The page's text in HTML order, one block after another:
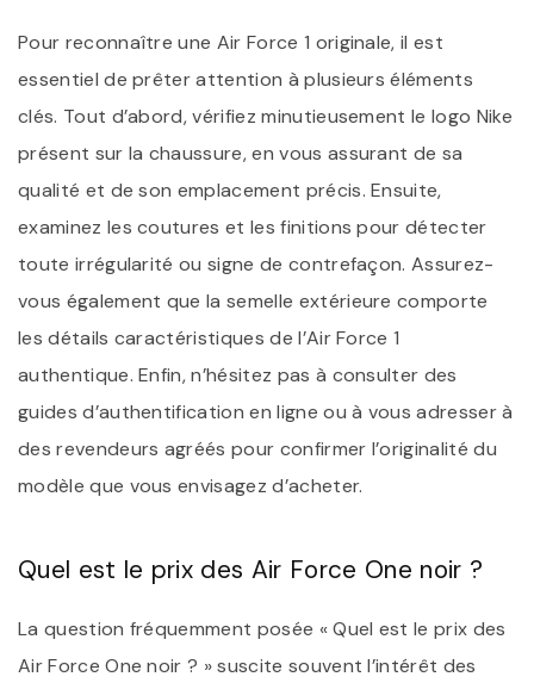
Pour reconnaître une Air Force 1 originale, il est
essentiel de prêter attention à plusieurs éléments
clés. Tout d’abord, vérifiez minutieusement le logo Nike
présent sur la chaussure, en vous assurant de sa
qualité et de son emplacement précis. Ensuite,
examinez les coutures et les finitions pour détecter
toute irrégularité ou signe de contrefaçon. Assurez-
vous également que la semelle extérieure comporte
les détails caractéristiques de l’Air Force 1
authentique. Enfin, n’hésitez pas à consulter des
guides d’authentification en ligne ou à vous adresser à
des revendeurs agréés pour confirmer l’originalité du
modèle que vous envisagez d’acheter.
Quel est le prix des Air Force One noir ?
La question fréquemment posée « Quel est le prix des
Air Force One noir ? » suscite souvent l’intérêt des